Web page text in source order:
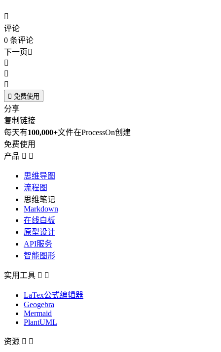

评论
0 条评论
下一页



 免费使用
分享
复制链接
每天有100,000+文件在ProcessOn创建
免费使用
产品  
思维导图
流程图
思维笔记
Markdown
在线白板
原型设计
API服务
智能图形
实用工具  
LaTex公式编辑器
Geogebra
Mermaid
PlantUML
资源  